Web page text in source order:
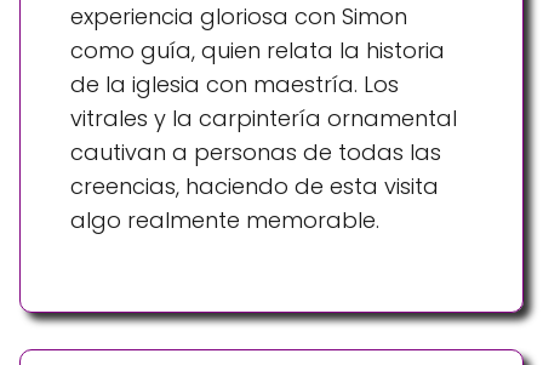
experiencia gloriosa con Simon
como guía, quien relata la historia
de la iglesia con maestría. Los
vitrales y la carpintería ornamental
cautivan a personas de todas las
creencias, haciendo de esta visita
algo realmente memorable.